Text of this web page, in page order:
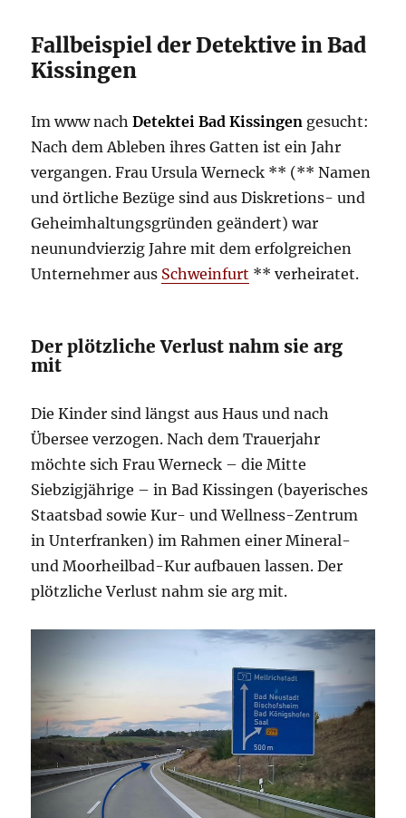
Fallbeispiel der Detektive in Bad
Kissingen
Im www nachDetektei Bad Kissingen gesucht:
Nach dem Ableben ihres Gatten ist ein Jahr
vergangen. Frau Ursula Werneck ** (** Namen
und örtliche Bezüge sind aus Diskretions- und
Geheimhaltungsgründen geändert) war
neunundvierzig Jahre mit dem erfolgreichen
Unternehmer aus Schweinfurt ** verheiratet.
Der plötzliche Verlust nahm sie arg
mit
Die Kinder sind längst aus Haus und nach
Übersee verzogen. Nach dem Trauerjahr
möchte sich Frau Werneck – die Mitte
Siebzigjährige – in Bad Kissingen (bayerisches
Staatsbad sowie Kur- und Wellness-Zentrum
in Unterfranken) im Rahmen einer Mineral-
und Moorheilbad-Kur aufbauen lassen. Der
plötzliche Verlust nahm sie arg mit.